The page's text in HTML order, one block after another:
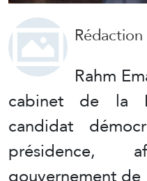
Rahm
cabinet de la
candidat